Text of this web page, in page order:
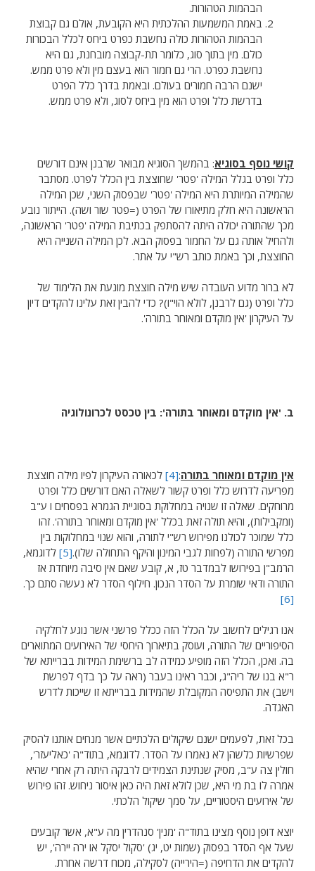
הבהמות הטהורות.
באמת המשמעות ההלכתית היא הקובעת, אולם גם קבוצת
הבהמות הטהורות כולה נחשבת כפרט ביחס לכלל הבכורות
כולם. מין בתוך סוג, כלומר תת-קבוצה מובחנת, גם היא
נחשבת כפרט. הרי גם חמור הוא בעצם מין ולא פרט ממש.
ישנם הרבה חמורים בעולם. ובאמת בדרך כלל הפרט
בדרשת כלל ופרט הוא מין ביחס לסוג, ולא פרט ממש.
קושי נוסף בסוגיא: בהמשך הסוגיא מבואר שרבנן אינם דורשים
כלל ופרט בגלל המילה 'פטר' שחוצצת בין הכלל לפרט. מסתבר
שהמילה המיותרת היא המילה 'פטר' שבפסוק השני, שכן המילה
הראשונה היא חלק מתיאורו של הפרט (=פטר שור ושה). הייתור נובע
מכך שהתורה יכולה היתה להסתפק בכתיבת המילה 'פטר' הראשונה,
ולהחיל אותה גם על החמור בפסוק הבא. לכן המילה השנייה היא
החוצצת, וכך באמת כותב רש"י על אתר.
לא ברור מדוע העובדה שיש מילה חוצצת מונעת את הלימוד של
כלל ופרט (גם לרבנן, לולא הוי"ו)? כדי להבין זאת עלינו להקדים דיון
על העיקרון 'אין מוקדם ומאוחר בתורה'.
ב. 'אין מוקדם ומאוחר בתורה': בין טכסט לכרונולוגיה
אין מוקדם ומאוחר בתורה:
[4]
לכאורה העיקרון לפיו מילה חוצצת
מפריעה לדרוש כלל ופרט קשור לשאלה האם דורשים כלל ופרט
מרוחקים. שאלה זו שנויה במחלוקת בסוגיית הגמרא בפסחים ו ע"ב
(ומקבילות), והיא תולה זאת בכלל 'אין מוקדם ומאוחר בתורה'. זהו
כלל שמוכר לכולנו מפירוש רש"י לתורה, והוא שנוי במחלוקות בין
מפרשי התורה (לפחות לגבי המינון והיקף התחולה שלו).[5]
לדוגמא,
הרמב"ן בפירושו לבמדבר טז, א, קובע שאם אין סיבה מיוחדת אז
התורה ודאי שומרת על הסדר הנכון. חילוף הסדר לא נעשה סתם כך.
[6]
אנו רגילים לחשוב על הכלל הזה ככלל פרשני אשר נוגע לחלקיה
הסיפוריים של התורה, ועוסק בתיארוך היחסי של האירועים המתוארים
בה. ואכן, הכלל הזה מופיע כמידה לב ברשימת המידות בברייתא של
ר"א בנו של ריה"ג, וכבר ראינו בעבר (ראה על כך בדף לפרשת
וישב) את התפיסה המקובלת שהמידות בברייתא זו שייכות לדרש
האגדה.
בכל זאת, לפעמים ישנם שיקולים הלכתיים אשר מנחים אותנו להסיק
שפרשיות כלשהן לא נאמרו על הסדר. לדוגמא, בתוד"ה 'כאליעזר',
חולין צה ע"ב, מסיק שנתינת הצמידים לרבקה היתה רק אחרי שהיא
אמרה לו בת מי היא, שכן לולא זאת היה כאן איסור ניחוש. זהו פירוש
של אירועים היסטוריים, על סמך שיקול הלכתי.
יוצא דופן נוסף מצינו בתוד"ה 'מנין' סנהדרין מה ע"א, אשר קובעים
שעל אף הסדר בפסוק (שמות יט, יג) 'סקול יסקל או ירה יירה', יש
להקדים את הדחיפה (=הירייה) לסקילה, מכוח דרשה אחרת.